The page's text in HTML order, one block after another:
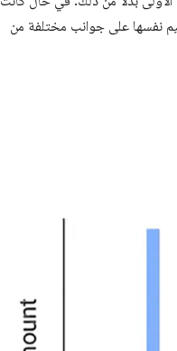
نفسها على جوانب مختلفة من